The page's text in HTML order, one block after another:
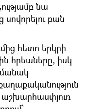
նա
սովորելու բան
հետո երկրի
հրեաները, իսկ
աշխարհասփյուռ